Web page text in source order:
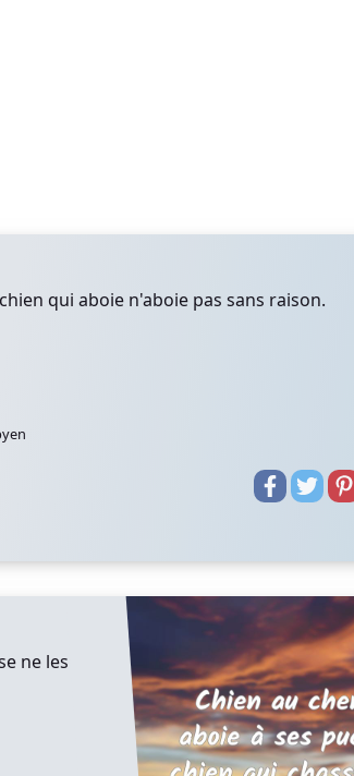
qui aboie n'aboie pas sans raison.
ne les